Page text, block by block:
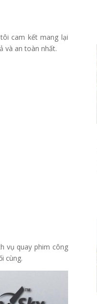
cam kết mang lại
và an toàn nhất.
vụ quay phim công
cùng.